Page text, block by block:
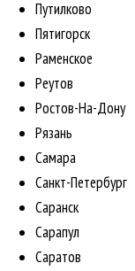
Путилково
Пятигорск
Раменское
Реутов
Ростов-На-Дону
Рязань
Самара
Санкт-Петербург
Саранск
Сарапул
Саратов